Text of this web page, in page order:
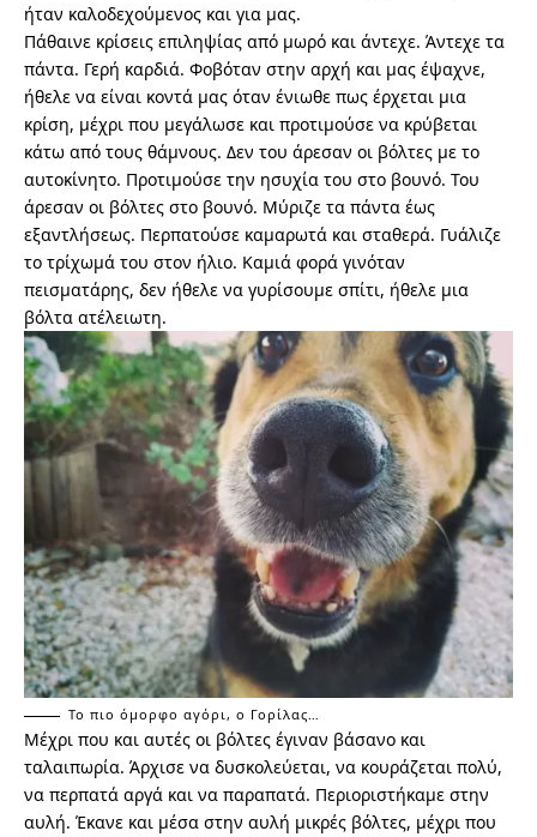
ήταν καλοδεχούμενος και για μας.
Πάθαινε κρίσεις επιληψίας από μωρό και άντεχε. Άντεχε τα
πάντα. Γερή καρδιά. Φοβόταν στην αρχή και μας έψαχνε,
ήθελε να είναι κοντά μας όταν ένιωθε πως έρχεται μια
κρίση, μέχρι που μεγάλωσε και προτιμούσε να κρύβεται
κάτω από τους θάμνους. Δεν του άρεσαν οι βόλτες με το
αυτοκίνητο. Προτιμούσε την ησυχία του στο βουνό. Του
άρεσαν οι βόλτες στο βουνό. Μύριζε τα πάντα έως
εξαντλήσεως. Περπατούσε καμαρωτά και σταθερά. Γυάλιζε
το τρίχωμά του στον ήλιο. Καμιά φορά γινόταν
πεισματάρης, δεν ήθελε να γυρίσουμε σπίτι, ήθελε μια
βόλτα ατέλειωτη.
Το πιο όμορφο αγόρι, ο Γορίλας…
Μέχρι που και αυτές οι βόλτες έγιναν βάσανο και
ταλαιπωρία. Άρχισε να δυσκολεύεται, να κουράζεται πολύ,
να περπατά αργά και να παραπατά. Περιοριστήκαμε στην
αυλή. Έκανε και μέσα στην αυλή μικρές βόλτες, μέχρι που